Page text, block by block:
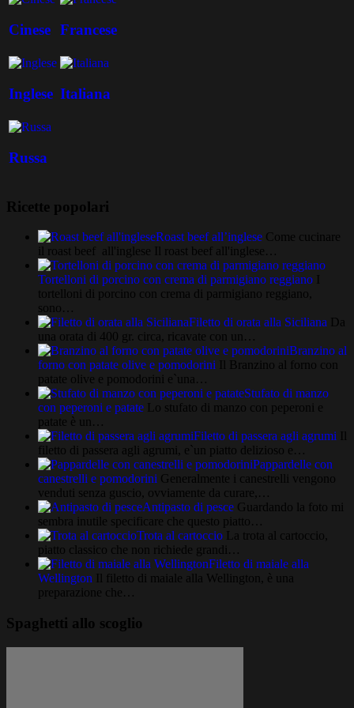
Cinese Francese
Inglese Italiana
Russa
Ricette popolari
Roast beef all’inglese Come cucinare
il roast beef all'inglese Il roast beef all'inglese…
Tortelloni di porcino con crema di parmigiano reggiano I
tortelloni di porcino con crema di parmigiano reggiano,
sono…
Filetto di orata alla Siciliana Da
una orata di 400 gr. circa, ricavate con un…
Branzino al
forno con patate olive e pomodorini Il Branzino al forno con
patate olive e pomodorini e`una…
Stufato di manzo
con peperoni e patate Lo stufato di manzo con peperoni e
patate è un…
Filetto di passera agli agrumi Il
filetto di passera agli agrumi, e`un piatto delizioso e…
Pappardelle con
canestrelli e pomodorini Generalmente i canestrelli vengono
venduti senza guscio, ovviamente da curare,…
Antipasto di pesce Guardando la foto mi
sembra inutile specificare che questo piatto…
Trota al cartoccio La trota al cartoccio,
piatto classico che non richiede grandi…
Filetto di maiale alla
Wellington Il filetto di maiale alla Wellington, è una
preparazione che…
Spaghetti allo scoglio